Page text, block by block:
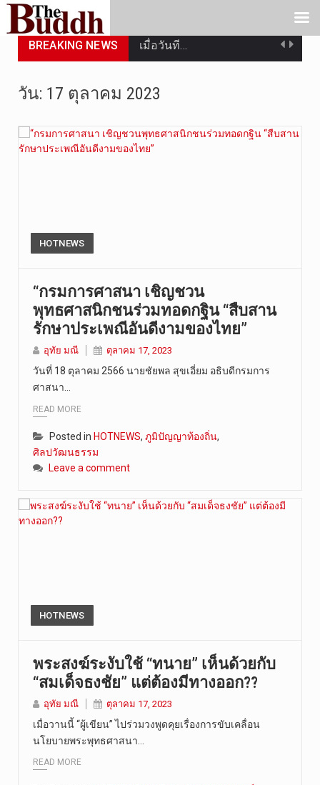
BREAKING NEWS เมื่อวันที…
วันที่ 7 ส…
วันศุกร์ที…
วัน: 17 ตุลาคม 2023
HOTNEWS
“กรมการศาสนา เชิญชวน
พุทธศาสนิกชนร่วมทอดกฐิน “สืบสาน
รักษาประเพณีอันดีงามของไทย”
อุทัย มณี ตุลาคม 17, 2023
วันที่ 18 ตุลาคม 2566 นายชัยพล สุขเอี่ยม อธิบดีกรมการ
ศาสนา…
READ MORE
Posted in HOTNEWS, ภูมิปัญญาท้องถิ่น,
ศิลปวัฒนธรรม
Leave a comment
HOTNEWS
พระสงฆ์ระงับใช้ “ทนาย” เห็นด้วยกับ
“สมเด็จธงชัย” แต่ต้องมีทางออก??
อุทัย มณี ตุลาคม 17, 2023
เมื่อวานนี้ “ผู้เขียน” ไปร่วมวงพูดคุยเรื่องการขับเคลื่อน
นโยบายพระพุทธศาสนา…
READ MORE